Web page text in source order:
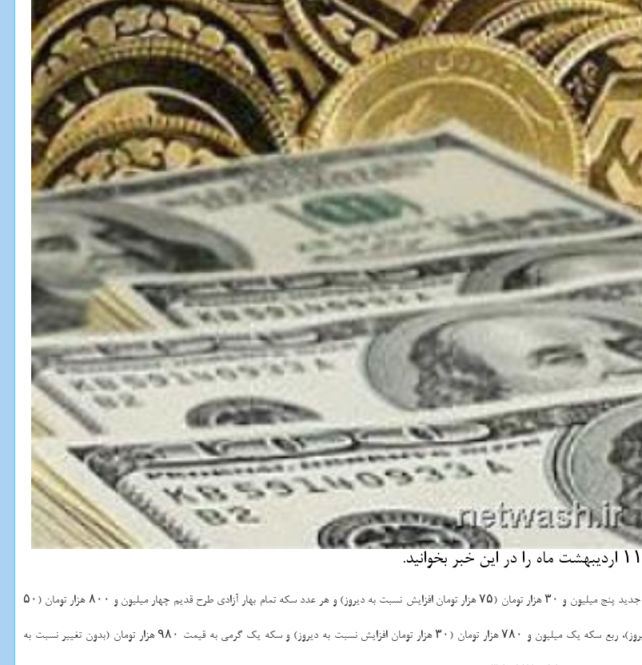
به گزارش نت واش به نقل از ایسنا، در لحظه انتشار این گزارش قیمت هر عدد سكه تمام بهار آزادی طرح جدید پنج میلیون و ۳۰ هزار تومان (۷۵ هزار تومان افزایش نسبت به دیروز) و هر عدد سكه تمام بهار آزادی طرح قدیم چهار میلیون و ۸۰۰ هزار تومان (۵۰
همینطور هر عدد نیم سكه به قیمت دو میلیون و ۷۵۰ هزار تومان (۴۰ هزار تومان افزایش نسبت به دیروز)، ربع سكه یك میلیون و ۷۸۰ هزار تومان (۳۰ هزار تومان افزایش نسبت به دیروز) و سكه یك گرمی به قیمت ۹۸۰ هزار تومان (بدون تغییر نسبت به